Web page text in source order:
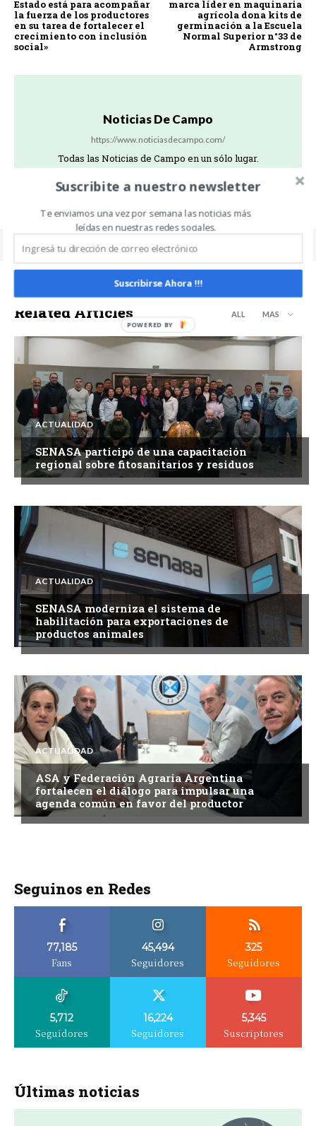
Estado está para acompañar
la fuerza de los productores
en su tarea de fortalecer el
crecimiento con inclusión
social»
marca líder en maquinaria
agrícola dona kits de
germinación a la Escuela
Normal Superior n°33 de
Armstrong
Noticias De Campo
https://www.noticiasdecampo.com/
Todas las Noticias de Campo en un sólo lugar.
Related Articles ALL MÁS
ACTUALIDAD
SENASA participó de una capacitación
regional sobre fitosanitarios y residuos
ACTUALIDAD
SENASA moderniza el sistema de
habilitación para exportaciones de
productos animales
ACTUALIDAD
ASA y Federación Agraria Argentina
fortalecen el diálogo para impulsar una
agenda común en favor del productor
Seguinos en Redes
77,185
Fans
45,494
Seguidores
325
Seguidores
5,712
Seguidores
16,224
Seguidores
5,345
Suscriptores
Últimas noticias
Suscribite a nuestro newsletter
Te enviamos una vez por semana las noticias más
leídas en nuestras redes sociales.
Suscribirse Ahora !!!